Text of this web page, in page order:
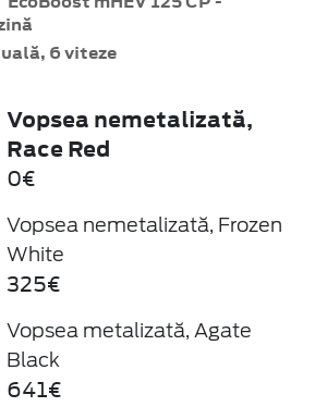
6 viteze
Vopsea nemetalizată,
Race Red
0€
Vopsea nemetalizată, Frozen
White
325€
Vopsea metalizată, Agate
Black
641€